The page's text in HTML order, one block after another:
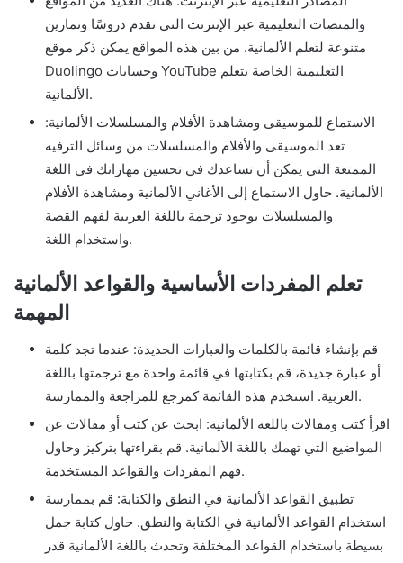
والمنصات التعليمية عبر الإنترنت التي تقدم دروسًا وتمارين
متنوعة لتعلم الألمانية. من بين هذه المواقع يمكن ذكر موقع
Duolingo وحسابات YouTube التعليمية الخاصة بتعلم
الألمانية.
الاستماع للموسيقى ومشاهدة الأفلام والمسلسلات الألمانية:
تعد الموسيقى والأفلام والمسلسلات من وسائل الترفيه
الممتعة التي يمكن أن تساعدك في تحسين مهاراتك في اللغة
الألمانية. حاول الاستماع إلى الأغاني الألمانية ومشاهدة الأفلام
والمسلسلات بوجود ترجمة باللغة العربية لفهم القصة
واستخدام اللغة.
تعلم المفردات الأساسية والقواعد الألمانية
المهمة
قم بإنشاء قائمة بالكلمات والعبارات الجديدة: عندما تجد كلمة
أو عبارة جديدة، قم بكتابتها في قائمة واحدة مع ترجمتها باللغة
العربية. استخدم هذه القائمة كمرجع للمراجعة والممارسة.
اقرأ كتب ومقالات باللغة الألمانية: ابحث عن كتب أو مقالات عن
المواضيع التي تهمك باللغة الألمانية. قم بقراءتها بتركيز وحاول
فهم المفردات والقواعد المستخدمة.
تطبيق القواعد الألمانية في النطق والكتابة: قم بممارسة
استخدام القواعد الألمانية في الكتابة والنطق. حاول كتابة جمل
بسيطة باستخدام القواعد المختلفة وتحدث باللغة الألمانية قدر